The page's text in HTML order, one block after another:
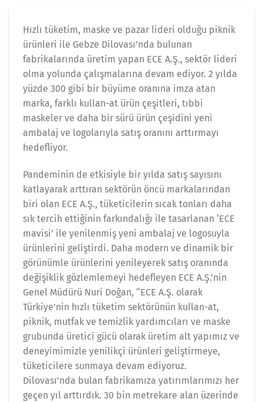
Hızlı tüketim, maske ve pazar lideri olduğu piknik
ürünleri ile Gebze Dilovası’nda bulunan
fabrikalarında üretim yapan ECE A.Ş., sektör lideri
olma yolunda çalışmalarına devam ediyor. 2 yılda
yüzde 300 gibi bir büyüme oranına imza atan
marka, farklı kullan-at ürün çeşitleri, tıbbi
maskeler ve daha bir sürü ürün çeşidini yeni
ambalaj ve logolarıyla satış oranını arttırmayı
hedefliyor.
Pandeminin de etkisiyle bir yılda satış sayısını
katlayarak arttıran sektörün öncü markalarından
biri olan ECE A.Ş., tüketicilerin sıcak tonları daha
sık tercih ettiğinin farkındalığı ile tasarlanan ‘ECE
mavisi’ ile yenilenmiş yeni ambalaj ve logosuyla
ürünlerini geliştirdi. Daha modern ve dinamik bir
görünümle ürünlerini yenileyerek satış oranında
değişiklik gözlemlemeyi hedefleyen ECE A.Ş.’nin
Genel Müdürü Nuri Doğan, “ECE A.Ş. olarak
Türkiye’nin hızlı tüketim sektörünün kullan-at,
piknik, mutfak ve temizlik yardımcıları ve maske
grubunda üretici gücü olarak üretim alt yapımız ve
deneyimimizle yenilikçi ürünleri geliştirmeye,
tüketicilere sunmaya devam ediyoruz.
Dilovası’nda bulan fabrikamıza yatırımlarımızı her
geçen yıl arttırdık. 30 bin metrekare alan üzerinde